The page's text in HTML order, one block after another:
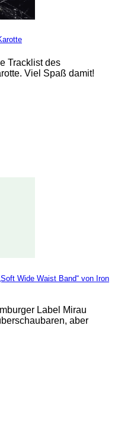
Tracklist des
Viel Spaß damit!
Wide Waist Band“ von Iron
Label Mirau
aber